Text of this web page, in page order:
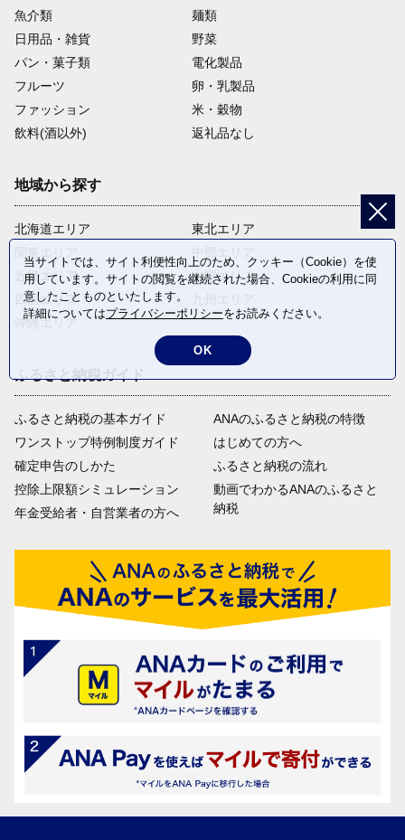
魚介類
麺類
日用品・雑貨
野菜
パン・菓子類
電化製品
フルーツ
卵・乳製品
ファッション
米・穀物
飲料(酒以外)
返礼品なし
地域から探す
北海道エリア
近畿エリア
四国エリア
沖縄エリア
東北エリア
中国エリア
ふるさと納税の基本ガイド
ワンストップ特例制度ガイド
確定申告のしかた
控除上限額シミュレーション
年金受給者・自営業者の方へ
ANAのふるさと納税の特徴
はじめての方へ
ふるさと納税の流れ
動画でわかるANAのふるさと
納税
当サイトでは、サイト利便性向上のため、クッキー（Cookie）を使
用しています。サイトの閲覧を継続された場合、Cookieの利用に同
意したことものといたします。
詳細についてはプライバシーポリシーをお読みください。
OK